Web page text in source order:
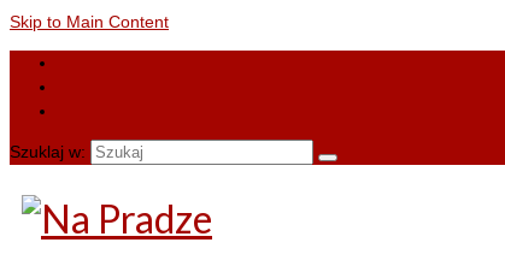
Skip to Main Content
Szuklaj w: